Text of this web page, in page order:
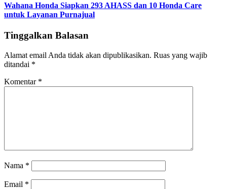
Wahana Honda Siapkan 293 AHASS dan 10 Honda Care
untuk Layanan Purnajual
Tinggalkan Balasan
Alamat email Anda tidak akan dipublikasikan. Ruas yang wajib
ditandai *
Komentar *
Nama *
Email *